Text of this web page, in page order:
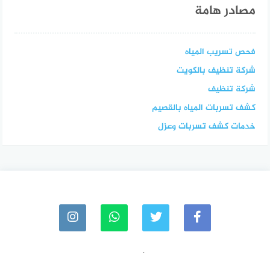
مصادر هامة
فحص تسريب المياه
شركة تنظيف بالكويت
شركة تنظيف
كشف تسربات المياه بالقصيم
خدمات كشف تسربات وعزل